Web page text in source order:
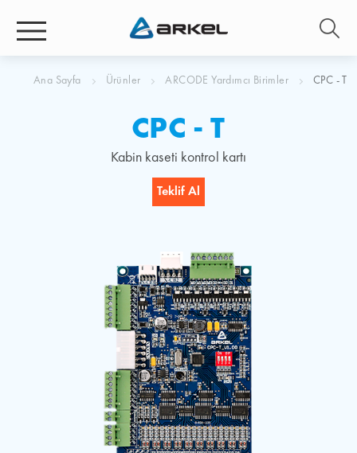
Ana Sayfa Ürünler ARCODE Yardımcı Birimler CPC - T
CPC - T
Kabin kaseti kontrol kartı